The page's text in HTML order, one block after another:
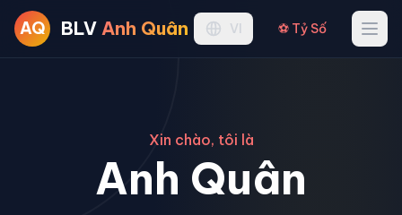
AQ BLV Anh Quân VI ⚽ Tỷ Số
Xin chào, tôi là
Anh Quân